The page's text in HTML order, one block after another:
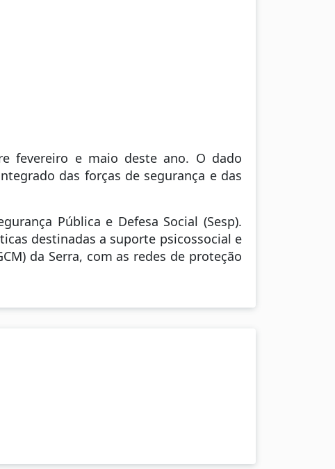
fevereiro e maio deste ano. O dado
das forças de segurança e das
Pública e Defesa Social (Sesp).
destinadas a suporte psicossocial e
da Serra, com as redes de proteção